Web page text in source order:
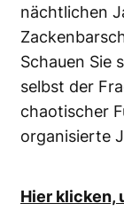
nächtlichen
Schauen Sie
selbst der
chaotischer
organisierte
Hier klicken,